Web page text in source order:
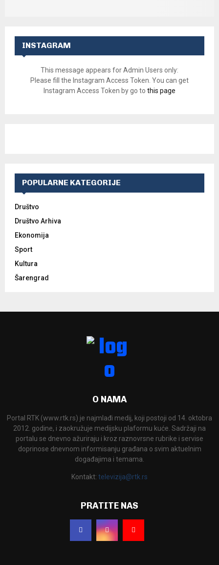
INSTAGRAM
This message appears for Admin Users only:
Please fill the Instagram Access Token. You can get
Instagram Access Token by go to this page
POPULARNE KATEGORIJE
Društvo
Društvo Arhiva
Ekonomija
Sport
Kultura
Šarengrad
O NAMA
Portal RTK (www.rtk.rs) je najmlađi medij, koji postoji od 14. oktobra
2012. godine, i zaokružuje medijsku plaformu kuće. Sadržaji na
portalu se dnevno ažuriraju i kroz raznovrsne rubrike i servise
doprinose dnevnom informisanju građana o svim aktuelnim
događajima i temama.
Kontakt: televizija@rtk.rs
PRATITE NAS